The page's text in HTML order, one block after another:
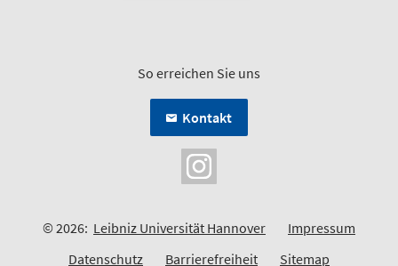
So erreichen Sie uns
Kontakt
© 2026: Leibniz Universität Hannover
Impressum
Datenschutz
Barrierefreiheit Sitemap